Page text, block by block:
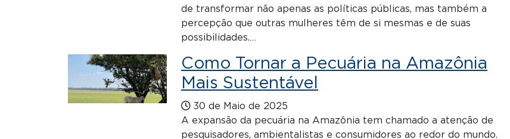
de transformar não apenas as políticas públicas, mas também a
percepção que outras mulheres têm de si mesmas e de suas
possibilidades.…
Como Tornar a Pecuária na Amazônia
Mais Sustentável
30 de Maio de 2025
A expansão da pecuária na Amazônia tem chamado a atenção de
pesquisadores, ambientalistas e consumidores ao redor do mundo.